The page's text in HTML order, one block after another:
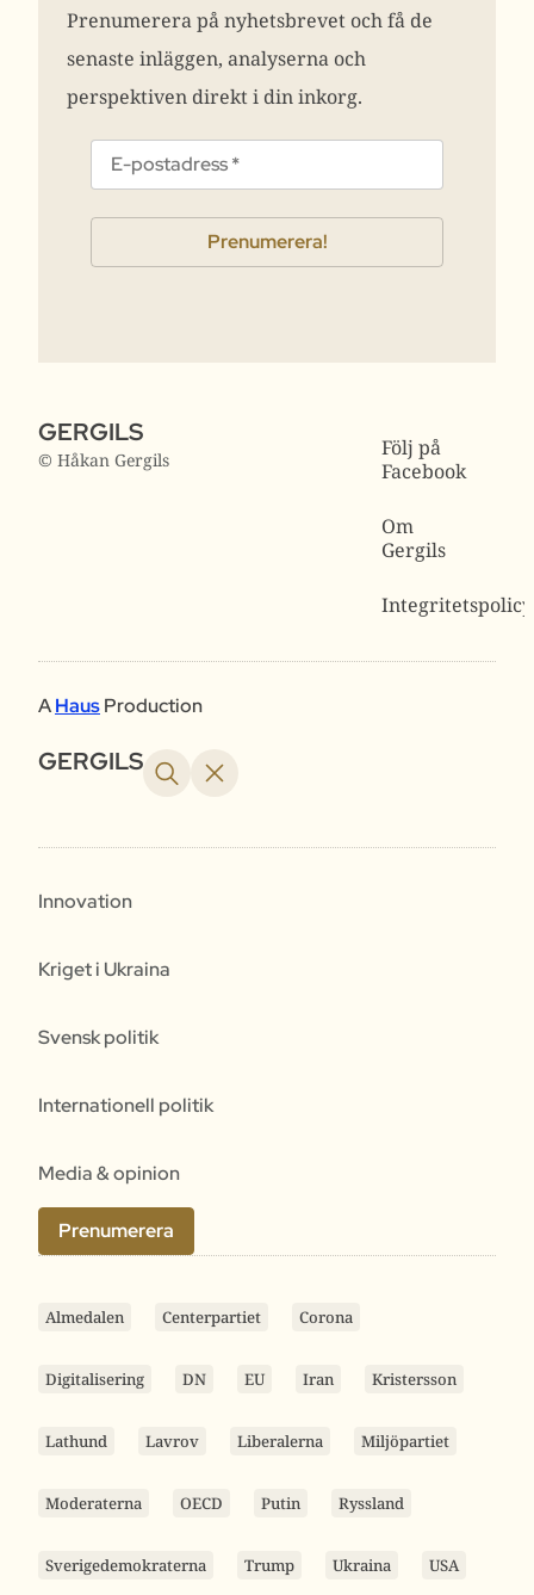
Prenumerera på nyhetsbrevet och få de
senaste inläggen, analyserna och
perspektiven direkt i din inkorg.
GERGILS
© Håkan Gergils
Följ på
Facebook
Om
Gergils
Integritetspolicy
AHausProduction
GERGILS
Innovation
Kriget i Ukraina
Svensk politik
Internationell politik
Media & opinion
Prenumerera
Almedalen Centerpartiet Corona
Digitalisering DN EU Iran Kristersson
Lathund Lavrov Liberalerna Miljöpartiet
Moderaterna OECD Putin Ryssland
Sverigedemokraterna Trump Ukraina USA